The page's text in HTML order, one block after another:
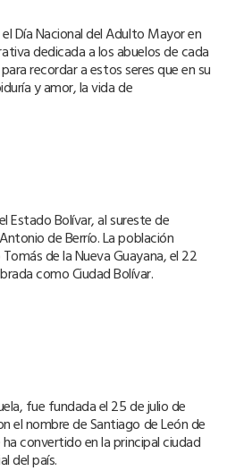
Día Nacional del Adulto Mayor en
dedicada a los abuelos de cada
recordar a estos seres que en su
y amor, la vida de
Estado Bolívar, al sureste de
de Berrío. La población
de la Nueva Guayana, el 22
como Ciudad Bolívar.
fue fundada el 25 de julio de
el nombre de Santiago de León de
convertido en la principal ciudad
del país.